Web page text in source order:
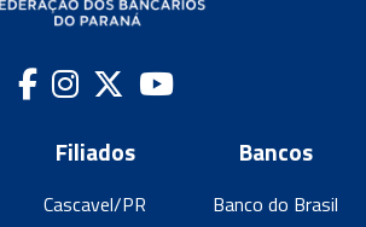
Filiados
Cascavel/PR
Bancos
Banco do Brasil